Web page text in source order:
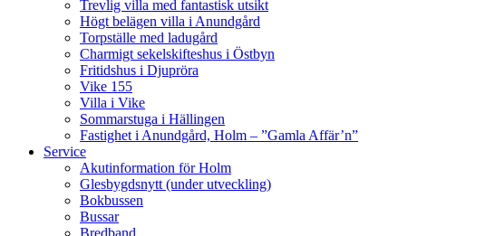
Trevlig villa med fantastisk utsikt
Högt belägen villa i Anundgård
Torpställe med ladugård
Charmigt sekelskifteshus i Östbyn
Fritidshus i Djupröra
Vike 155
Villa i Vike
Sommarstuga i Hällingen
Fastighet i Anundgård, Holm – ”Gamla Affär’n”
Service
Akutinformation för Holm
Glesbygdsnytt (under utveckling)
Bokbussen
Bussar